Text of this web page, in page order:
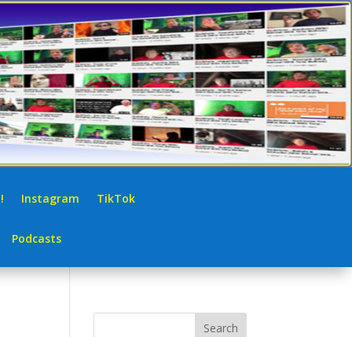
Instagram TikTok
Podcasts
Search